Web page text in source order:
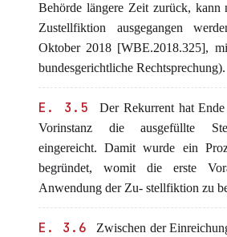
Behörde längere Zeit zurück, kann
Zustellfiktion ausgegangen
Oktober 2018 [WBE.2018.325],
bundesgerichtliche Rechtsprechung).
E. 3.5
Der Rekurrent hat
Vorinstanz die ausgefüllte
eingereicht. Damit wurde ein
begründet, womit die erste
Anwendung der Zu- stellfiktion zu
E. 3.6
Zwischen der